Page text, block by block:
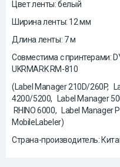
Цвет ленты: белый
Ширина ленты: 12 мм
Длина ленты: 7 м
Совместима с принтерами:
UKRMARK RM-810
(Label Manager 210D/260P,
4200/5200, Label Manager
RHINO 6000, Label Manager
MobileLabeler)
Страна-производитель: